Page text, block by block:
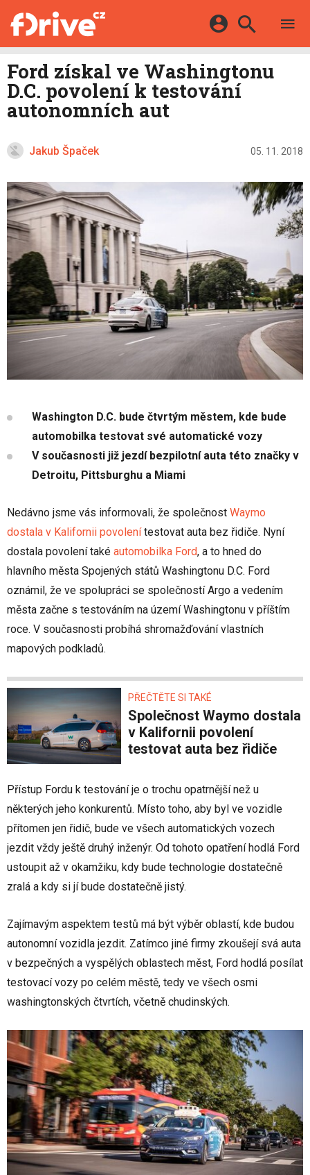
KATALOG
MAPA STANIC
DALŠÍ
HYBRIDY
E-MOTORSPORT
OSTATNÍ
Facebook Google
Ford získal ve Washingtonu
D.C. povolení k testování
autonomních aut
Jakub Špaček 05. 11. 2018
Washington D.C. bude čtvrtým městem, kde bude
automobilka testovat své automatické vozy
V současnosti již jezdí bezpilotní auta této značky v
Detroitu, Pittsburghu a Miami
Nedávno jsme vás informovali, že společnost Waymo
dostala v Kalifornii povolenítestovat auta bez řidiče. Nyní
dostala povolení také automobilka Ford, a to hned do
hlavního města Spojených států Washingtonu D.C. Ford
oznámil, že ve spolupráci se společností Argo a vedením
města začne s testováním na území Washingtonu v příštím
roce. V současnosti probíhá shromažďování vlastních
mapových podkladů.
PŘEČTĚTE SI TAKÉ
Společnost Waymo dostala
v Kalifornii povolení
testovat auta bez řidiče
Přístup Fordu k testování je o trochu opatrnější než u
některých jeho konkurentů. Místo toho, aby byl ve vozidle
přítomen jen řidič, bude ve všech automatických vozech
jezdit vždy ještě druhý inženýr. Od tohoto opatření hodlá Ford
ustoupit až v okamžiku, kdy bude technologie dostatečně
zralá a kdy si jí bude dostatečně jistý.
Zajímavým aspektem testů má být výběr oblastí, kde budou
autonomní vozidla jezdit. Zatímco jiné firmy zkoušejí svá auta
v bezpečných a vyspělých oblastech měst, Ford hodlá posílat
testovací vozy po celém městě, tedy ve všech osmi
washingtonských čtvrtích, včetně chudinských.